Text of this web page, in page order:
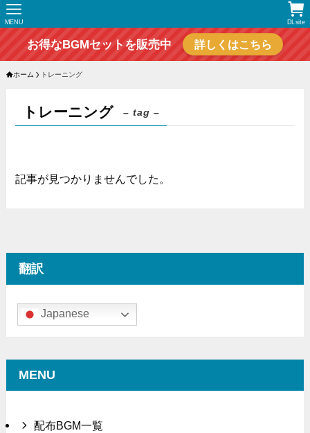
DLsite
MENU
お得なBGMセットを販売中 詳しくはこちら
ホーム トレーニング
トレーニング – tag –
記事が見つかりませんでした。
翻訳
Japanese
MENU
配布BGM一覧